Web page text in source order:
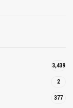
3,439
2
377